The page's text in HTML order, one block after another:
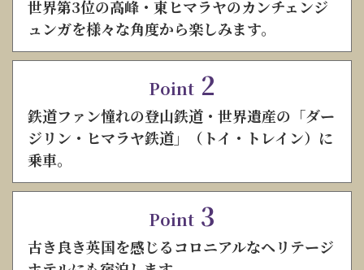
世界第3位の高峰・東ヒマラヤのカンチェンジ
ュンガを様々な角度から楽しみます。
Point 2
鉄道ファン憧れの登山鉄道・世界遺産の「ダー
ジリン・ヒマラヤ鉄道」（トイ・トレイン）に
乗車。
Point 3
古き良き英国を感じるコロニアルなヘリテージ